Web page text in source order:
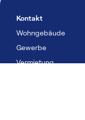
Kontakt
Wohngebäude
Gewerbe
Vermietung